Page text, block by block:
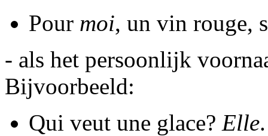
Pour moi, un vin rouge,
- als het persoonlijk
Bijvoorbeeld:
Qui veut une glace? Elle.